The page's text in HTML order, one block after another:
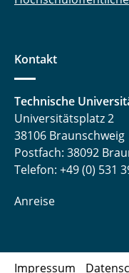
Kontakt
Technische
Universitätsplatz 2
38106 Braunschweig
Postfach: 38092
Telefon: +49 (0) 531
Anreise
Impressum